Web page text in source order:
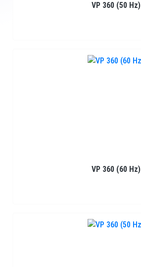
VP 360 (50 Hz)
VP 360 (60 Hz)